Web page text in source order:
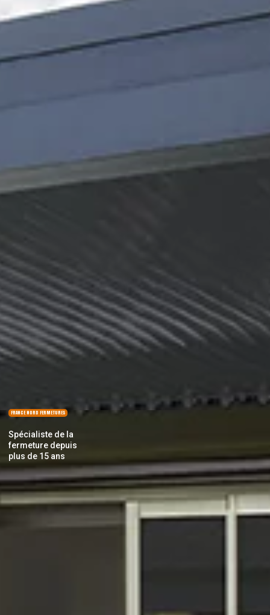
FRANCE NORD FERMETURES
Spécialiste de la
fermeture depuis
plus de 15 ans